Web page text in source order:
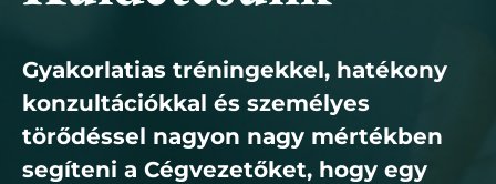
Gyakorlatias tréningekkel, hatékony
konzultációkkal és személyes
törődéssel nagyon nagy mértékben
segíteni a Cégvezetőket, hogy egy